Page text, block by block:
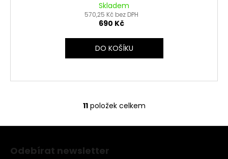
Skladem
570,25 Kč bez DPH
690 Kč
DO KOŠÍKU
O
v
11položek celkem
Odebírat newsletter